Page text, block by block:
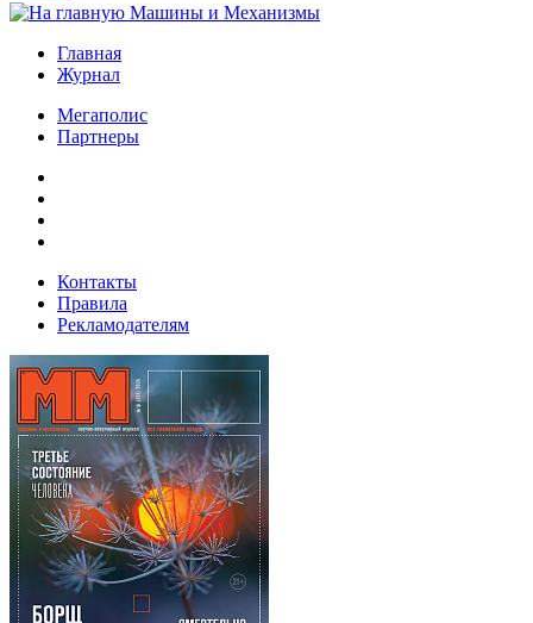
Главная
Журнал
Мегаполис
Партнеры
Контакты
Правила
Рекламодателям